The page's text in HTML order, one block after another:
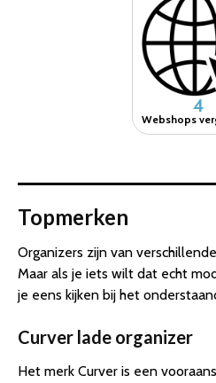
4
Webshops
Topmerken
Organizers zijn van
Maar als je iets wilt dat echt
je eens kijken bij het
Curver lade organizer
Het merk Curver is een